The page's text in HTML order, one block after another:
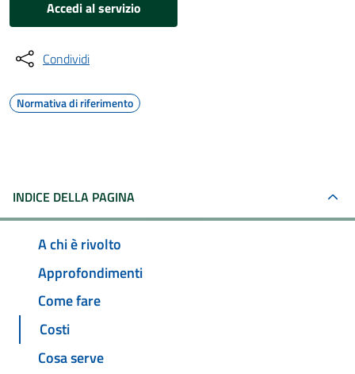
Accedi al servizio
Condividi
Normativa di riferimento
INDICE DELLA PAGINA
A chi è rivolto
Approfondimenti
Come fare
Costi
Cosa serve